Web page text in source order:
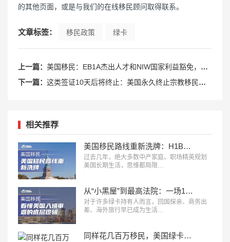
的其他页面，或是与我们的在线移民顾问取得联系。
文章标签： 移民政策 绿卡
上一篇： 美国移民：EB1A杰出人才和NIW国家利益豁免，该如何选择？
下一篇： 这类签证10天后将终止：美国永久终止宗教移民签证
相关推荐
美国移民路线重新洗牌：H1B、L1、O1、EB1A、NIW、J2，哪条更适合你？
过去几年，绝大多数中产家庭、职场精英规划
美国长期生活，思维都局限…
从“小黑屋”到最高法院：一场14年诉讼，看懂美国入境审查的底层逻辑
对于许多绿卡持有人而言，回国探亲、商务出
差、海外旅行早已成为生活…
同样花几百万移民，美国绿卡和欧洲身份，差别到底有多大？